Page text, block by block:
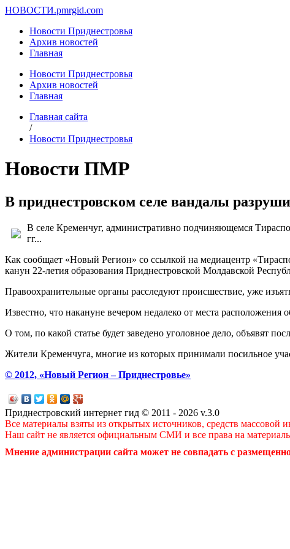
НОВОСТИ.pmrgid.com
Новости Приднестровья
Архив новостей
Главная
Новости Приднестровья
Архив новостей
Главная
Главная сайта
/
Новости Приднестровья
Новости ПМР
В приднестровском селе вандалы
В селе Кременчуг, административно подчиняющемся
гг...
Как сообщает «Новый Регион» со ссылкой на медиацентр
канун 22-летия образования Приднестровской Молдавской
Правоохранительные органы расследуют происшествие, уже
Известно, что накануне вечером недалеко от места
О том, по какой статье будет заведено уголовное дело, объявят
Жители Кременчуга, многие из которых принимали посильное
© 2012, «Новый Регион – Приднестровье»
Приднестровский интернет гид © 2011 - 2026 v.3.0
Все материалы взяты из открытых источников, средств массовой
Наш сайт не является официальным СМИ и все права на
Мнение администрации сайта может не совпадать с